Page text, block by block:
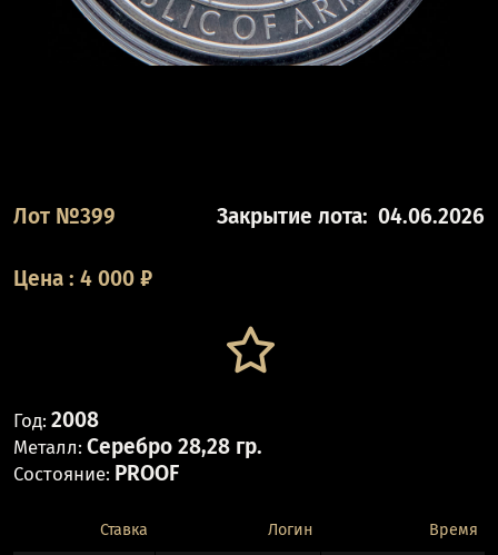
Лот №399 Закрытие лота: 04.06.2026
Цена : 4 000 ₽
Год: 2008
Металл: Серебро 28,28 гр.
Состояние: PROOF
Ставка Логин Время